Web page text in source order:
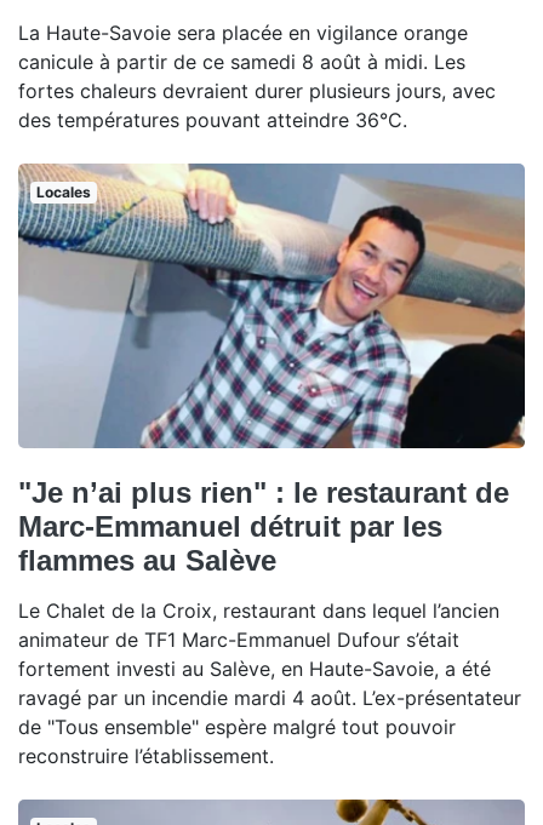
La Haute-Savoie sera placée en vigilance orange
canicule à partir de ce samedi 8 août à midi. Les
fortes chaleurs devraient durer plusieurs jours, avec
des températures pouvant atteindre 36°C.
Locales
"Je n’ai plus rien" : le restaurant de
Marc-Emmanuel détruit par les
flammes au Salève
Le Chalet de la Croix, restaurant dans lequel l’ancien
animateur de TF1 Marc-Emmanuel Dufour s’était
fortement investi au Salève, en Haute-Savoie, a été
ravagé par un incendie mardi 4 août. L’ex-présentateur
de "Tous ensemble" espère malgré tout pouvoir
reconstruire l’établissement.